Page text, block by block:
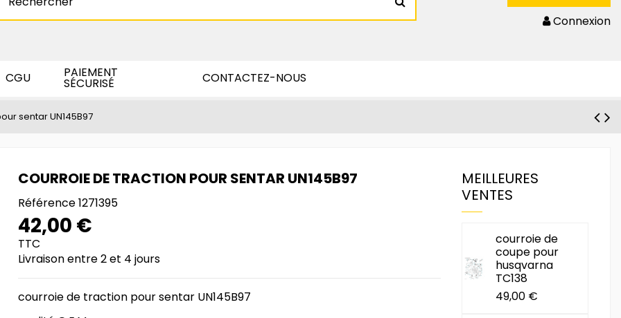
Connexion
CGU PAIEMENT
SÉCURISÉ CONTACTEZ-NOUS
sentar UN145B97
COURROIE DE TRACTION POUR SENTAR UN145B97
Référence1271395
42,00 €
TTC
Livraison entre 2 et 4 jours
courroie de traction pour sentar UN145B97
MEILLEURES
VENTES
courroie de
coupe pour
husqvarna
TC138
49,00 €